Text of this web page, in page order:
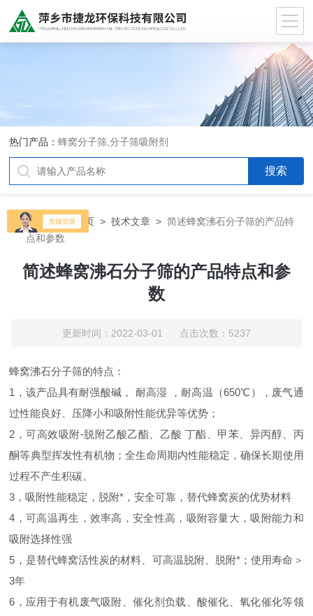
热门产品：蜂窝分子筛,分子筛吸附剂
当前位置：首页 >技术文章 >简述蜂窝沸石分子筛的产品特
点和参数
简述蜂窝沸石分子筛的产品特点和参
数
更新时间：2022-03-01 点击次数：5237
蜂窝沸石分子筛的特点：
1，该产品具有耐强酸碱， 耐高湿 ，耐高温（650℃），废气通
过性能良好、压降小和吸附性能优异等优势；
2，可高效吸附-脱附乙酸乙酯、乙酸 丁酯、甲苯、异丙醇、丙
酮等典型挥发性有机物；全生命周期内性能稳定，确保长期使用
过程不产生积碳。
3，吸附性能稳定，脱附*，安全可靠，替代蜂窝炭的优势材料
4，可高温再生，效率高，安全性高，吸附容量大，吸附能力和
吸附选择性强
5，是替代蜂窝活性炭的材料、可高温脱附、脱附*；使用寿命＞
3年
6，应用于有机废气吸附、催化剂负载、酸催化、氧化催化等领